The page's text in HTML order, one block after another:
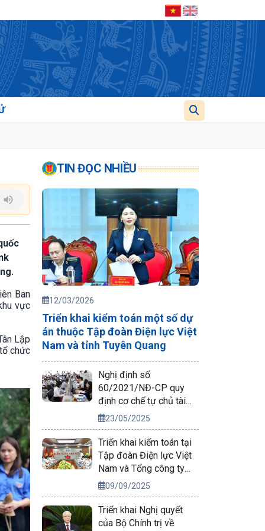
Ban
vực
Lập
chức
TIN ĐỌC NHIỀU
12/03/2026
Triển khai kiểm toán một số dự
án thuộc Tập đoàn Điện lực Việt
Nam và tỉnh Tuyên Quang
Nghị định số
60/2021/NĐ-CP quy
định cơ chế tự chủ tài
chính của đơn vị sự
nghiệp công lập
23/05/2025
Triển khai kiểm toán tại
Tập đoàn Điện lực Việt
Nam và Tổng công ty
Phát điện 2
09/09/2025
Triển khai Nghị quyết
của Bộ Chính trị về